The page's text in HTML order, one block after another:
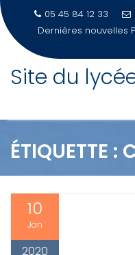
Skip
05 45 84 12 33
Dernières nouvelles
Site du
ÉTIQUETTE :
10
Jan
2020